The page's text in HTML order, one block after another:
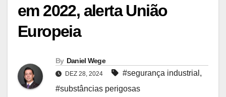
em 2022, alerta União
Europeia
By Daniel Wege
DEZ 28, 2024 #segurança industrial ,
#substâncias perigosas